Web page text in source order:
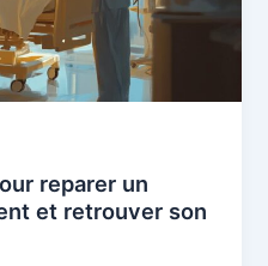
reparer un
et retrouver son